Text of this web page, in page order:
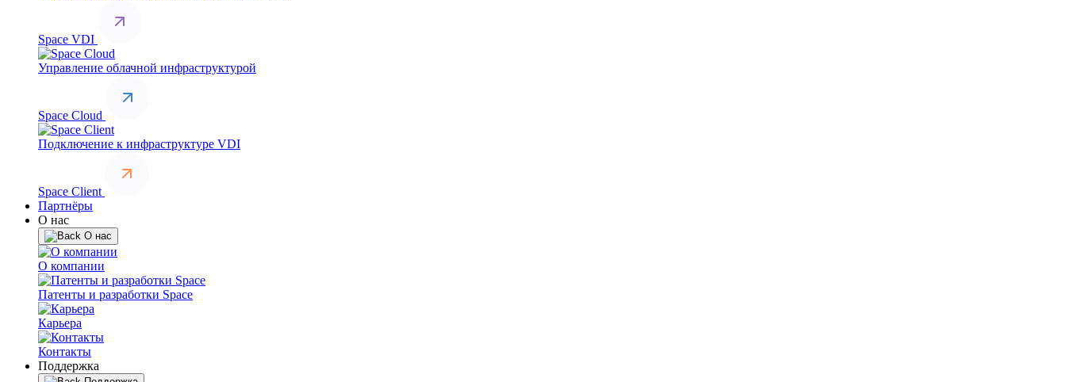
Space VDI
Управление облачной инфраструктурой
Space Cloud
Подключение к инфраструктуре VDI
Space Client
Партнёры
О нас
О нас
О компании
Патенты и разработки Space
Карьера
Контакты
Поддержка